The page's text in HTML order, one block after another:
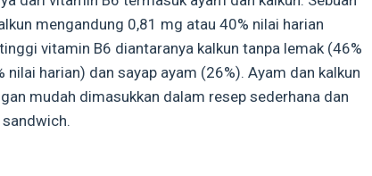
mengandung 0,81 mg atau 40% nilai harian
vitamin B6 diantaranya kalkun tanpa lemak (46%
nilai harian) dan sayap ayam (26%). Ayam dan kalkun
mudah dimasukkan dalam resep sederhana dan